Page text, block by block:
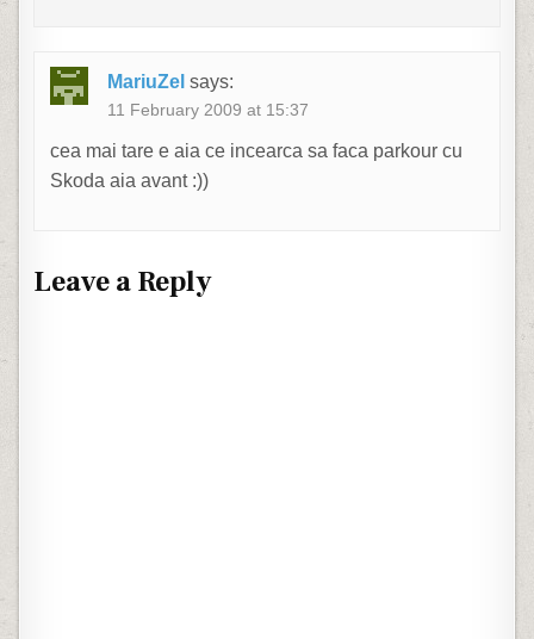
MariuZel says:
11 February 2009 at 15:37
cea mai tare e aia ce incearca sa faca parkour cu
Skoda aia avant :))
Leave a Reply